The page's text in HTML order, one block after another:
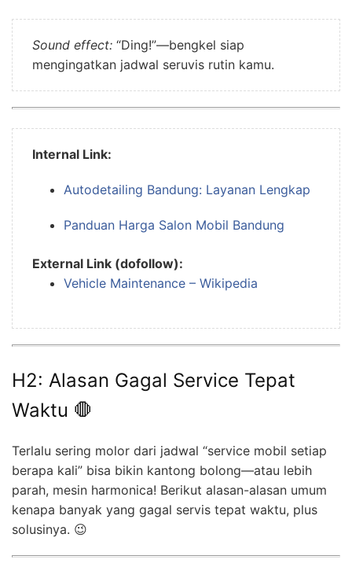
Sound effect: “Ding!”—bengkel siap
mengingatkan jadwal seruvis rutin kamu.
Internal Link:
Autodetailing Bandung: Layanan Lengkap
Panduan Harga Salon Mobil Bandung
External Link (dofollow):
Vehicle Maintenance – Wikipedia
H2: Alasan Gagal Service Tepat
Waktu 🛑
Terlalu sering molor dari jadwal “service mobil setiap
berapa kali” bisa bikin kantong bolong—atau lebih
parah, mesin harmonica! Berikut alasan-alasan umum
kenapa banyak yang gagal servis tepat waktu, plus
solusinya. 😉